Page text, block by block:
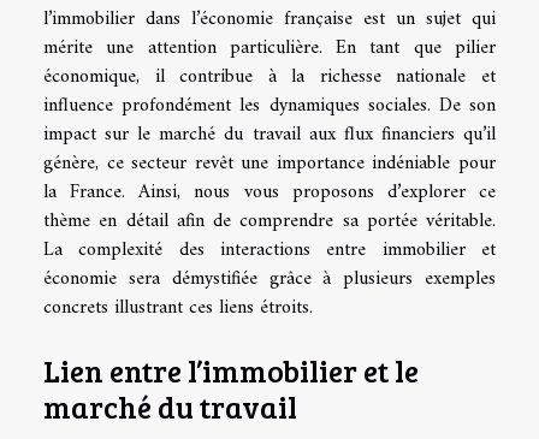
l’immobilier dans l’économie française est un sujet qui
mérite une attention particulière. En tant que pilier
économique, il contribue à la richesse nationale et
influence profondément les dynamiques sociales. De son
impact sur le marché du travail aux flux financiers qu’il
génère, ce secteur revêt une importance indéniable pour
la France. Ainsi, nous vous proposons d’explorer ce
thème en détail afin de comprendre sa portée véritable.
La complexité des interactions entre immobilier et
économie sera démystifiée grâce à plusieurs exemples
concrets illustrant ces liens étroits.
Lien entre l’immobilier et le
marché du travail